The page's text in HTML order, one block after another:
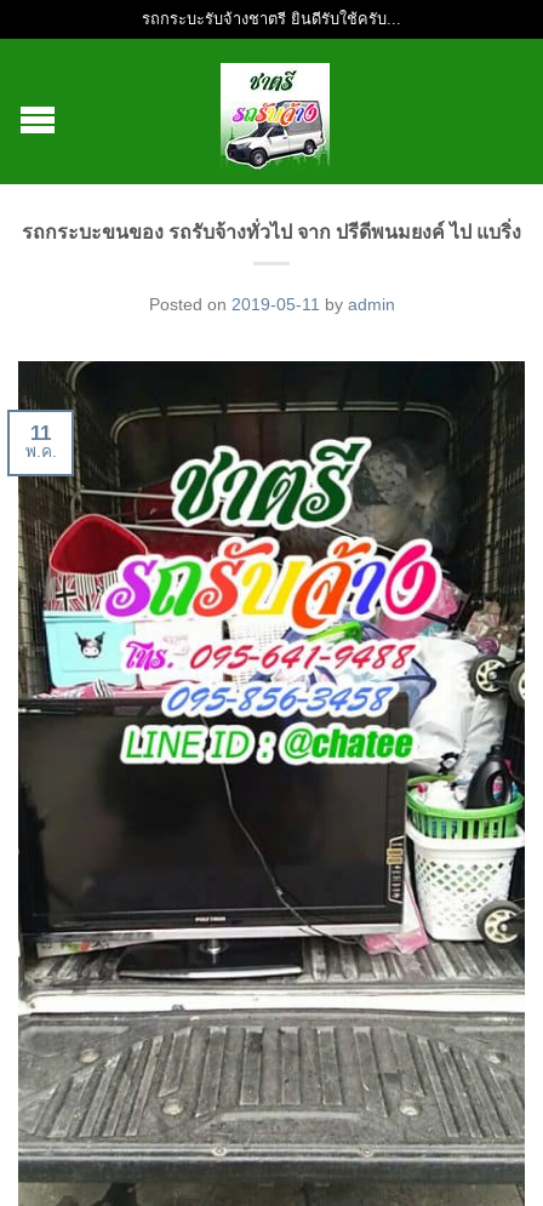
รถกระบะรับจ้างชาตรี ยินดีรับใช้ครับ...
รถกระบะขนของ รถรับจ้างทั่วไป จาก ปรีดีพนมยงค์ ไป แบริ่ง
Posted on 2019-05-11 by admin
11
พ.ค.